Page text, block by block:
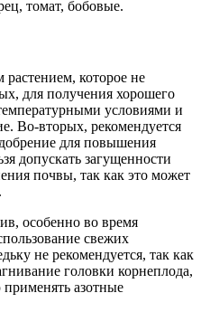
томат, бобовые.
растением, которое не
для получения хорошего
условиями и
Во-вторых, рекомендуется
для повышения
допускать загущенности
почвы, так как это может
особенно во время
свежих
не рекомендуется, так как
головки корнеплода,
применять азотные